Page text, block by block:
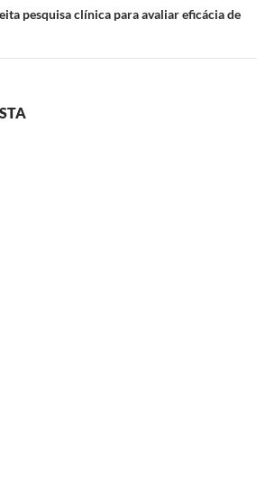
pesquisa clínica para avaliar eficácia de